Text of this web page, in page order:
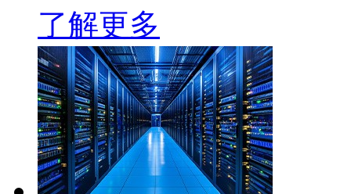
了解更多